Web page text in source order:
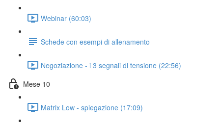
Webinar (60:03)
Schede con esempi di allenamento
Negoziazione - i 3 segnali di tensione (22:56)
Mese 10
Matrix Low - spiegazione (17:09)